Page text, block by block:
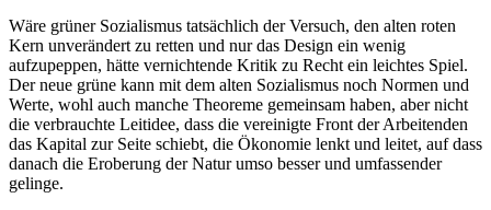
Wäre grüner Sozialismus tatsächlich der Versuch, den alten roten
Kern unverändert zu retten und nur das Design ein wenig
aufzupeppen, hätte vernichtende Kritik zu Recht ein leichtes Spiel.
Der neue grüne kann mit dem alten Sozialismus noch Normen und
Werte, wohl auch manche Theoreme gemeinsam haben, aber nicht
die verbrauchte Leitidee, dass die vereinigte Front der Arbeitenden
das Kapital zur Seite schiebt, die Ökonomie lenkt und leitet, auf dass
danach die Eroberung der Natur umso besser und umfassender
gelinge.